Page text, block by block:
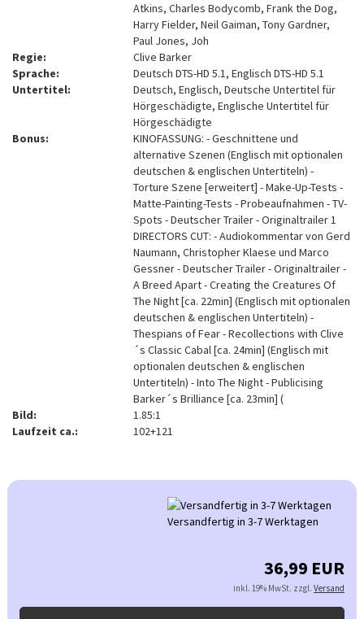
Atkins, Charles Bodycomb, Frank the Dog,
Harry Fielder, Neil Gaiman, Tony Gardner,
Paul Jones, Joh
Regie:
Clive Barker
Sprache:
Deutsch DTS-HD 5.1, Englisch DTS-HD 5.1
Untertitel:
Deutsch, Englisch, Deutsche Untertitel für
Hörgeschädigte, Englische Untertitel für
Hörgeschädigte
Bonus:
KINOFASSUNG: - Geschnittene und
alternative Szenen (Englisch mit optionalen
deutschen & englischen Untertiteln) -
Torture Szene [erweitert] - Make-Up-Tests -
Matte-Painting-Tests - Probeaufnahmen - TV-
Spots - Deutscher Trailer - Originaltrailer 1
DIRECTORS CUT: - Audiokommentar von Gerd
Naumann, Christopher Klaese und Marco
Gessner - Deutscher Trailer - Originaltrailer -
A Breed Apart - Creating the Creatures Of
The Night [ca. 22min] (Englisch mit optionalen
deutschen & englischen Untertiteln) -
Thespians of Fear - Recollections with Clive
´s Classic Cabal [ca. 24min] (Englisch mit
optionalen deutschen & englischen
Untertiteln) - Into The Night - Publicising
Barker´s Brilliance [ca. 23min] (
Bild:
1.85:1
Laufzeit ca.:
102+121
Versandfertig in 3-7 Werktagen
36,99 EUR
inkl. 19% MwSt. zzgl.Versand